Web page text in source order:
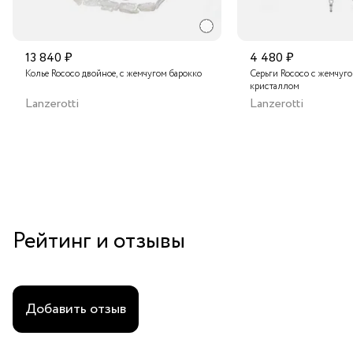
13 840 ₽
Колье Rococo двойное, с жемчугом барокко
Lanzerotti
4 480 ₽
Серьги Rococo с
кристаллом
Lanzerotti
Рейтинг и отзывы
Добавить отзыв